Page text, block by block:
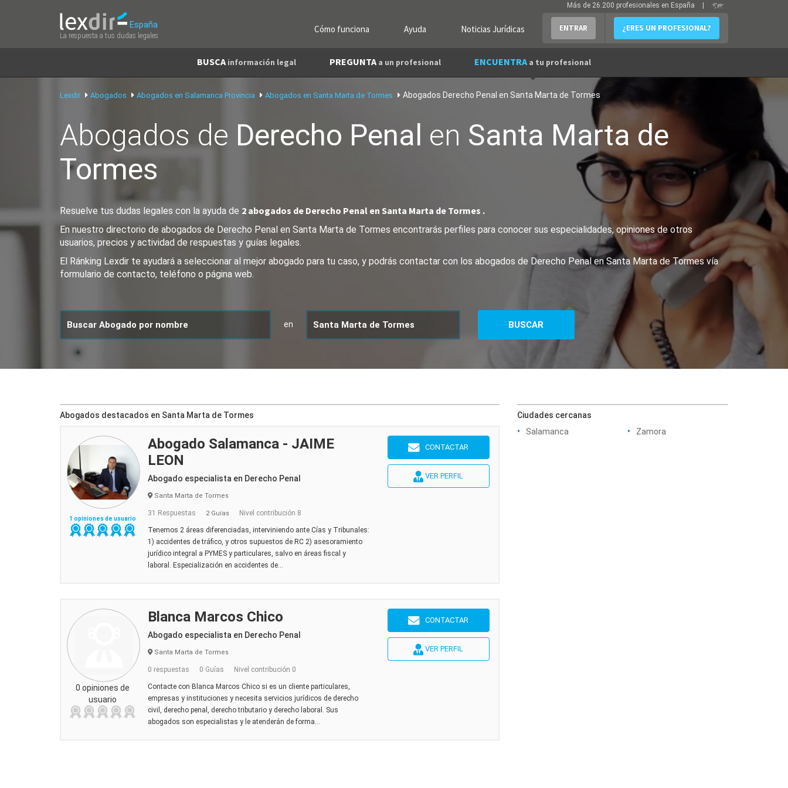
España
La respuesta a tus dudas legales
Cómo funciona Ayuda Noticias Jurídicas ENTRAR ¿ERES UN PROFESIONAL?
Más de 26.200 profesionales en España
BUSCA información legal PREGUNTA a un profesional ENCUENTRA a tu profesional
Lexdir Abogados Abogados en Salamanca Provincia Abogados en Santa Marta de Tormes Abogados Derecho Penal en Santa Marta de Tormes
Abogados de Derecho Penal en Santa Marta de
Tormes
Resuelve tus dudas legales con la ayuda de 2 abogados de Derecho Penal en Santa Marta de Tormes .
En nuestro directorio de abogados de Derecho Penal en Santa Marta de Tormes encontrarás perfiles para conocer sus especialidades, opiniones de otros
usuarios, precios y actividad de respuestas y guías legales.
El Ránking Lexdir te ayudará a seleccionar al mejor abogado para tu caso, y podrás contactar con los abogados de Derecho Penal en Santa Marta de Tormes vía
formulario de contacto, teléfono o página web.
en
Abogados destacados en Santa Marta de Tormes
1 opiniones de usuario
Abogado Salamanca - JAIME
LEON
Abogado especialista en Derecho Penal
Santa Marta de Tormes
31 Respuestas 2 Guías Nivel contribución 8
Tenemos 2 áreas diferenciadas, interviniendo ante Cías y Tribunales:
1) accidentes de tráfico, y otros supuestos de RC 2) asesoramiento
jurídico integral a PYMES y particulares, salvo en áreas fiscal y
laboral. Especialización en accidentes de...
CONTACTAR
VER PERFIL
0 opiniones de
usuario
Blanca Marcos Chico
Abogado especialista en Derecho Penal
Santa Marta de Tormes
0 respuestas 0 Guías Nivel contribución 0
Contacte con Blanca Marcos Chico si es un cliente particulares,
empresas y instituciones y necesita servicios jurídicos de derecho
civil, derecho penal, derecho tributario y derecho laboral. Sus
abogados son especialistas y le atenderán de forma...
CONTACTAR
VER PERFIL
Ciudades cercanas
Salamanca
Zamora